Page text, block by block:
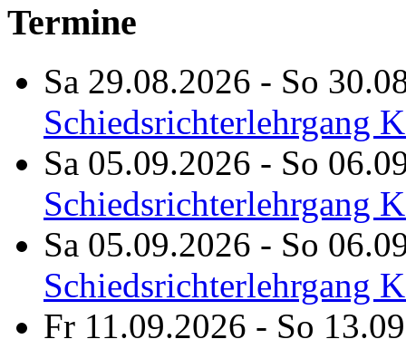
Termine
Sa 29.08.2026 - So
Schiedsrichterlehrgang
Sa 05.09.2026 - So
Schiedsrichterlehrgang
Sa 05.09.2026 - So
Schiedsrichterlehrgang
Fr 11.09.2026 - So